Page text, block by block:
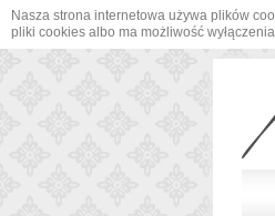
Nasza strona internetowa używa plików
pliki cookies albo ma możliwość